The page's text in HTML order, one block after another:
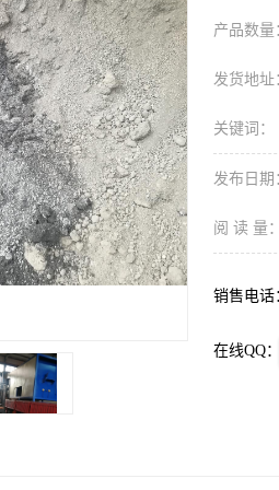
产品数量
发货地址
关键词：
发布日期
阅 读 量：
销售电话
在线QQ：